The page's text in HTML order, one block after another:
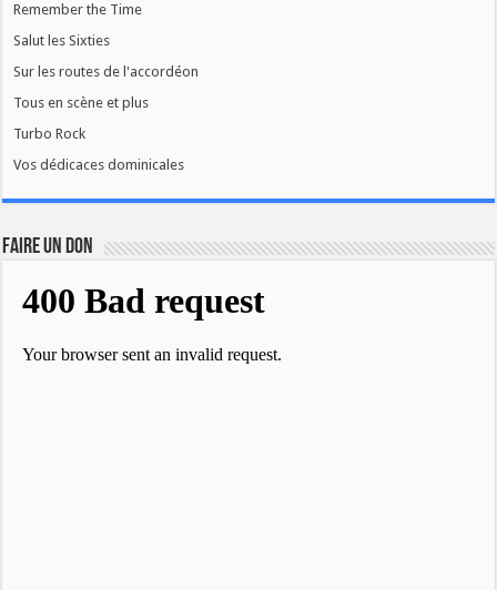
Remember the Time
Salut les Sixties
Sur les routes de l'accordéon
Tous en scène et plus
Turbo Rock
Vos dédicaces dominicales
FAIRE UN DON